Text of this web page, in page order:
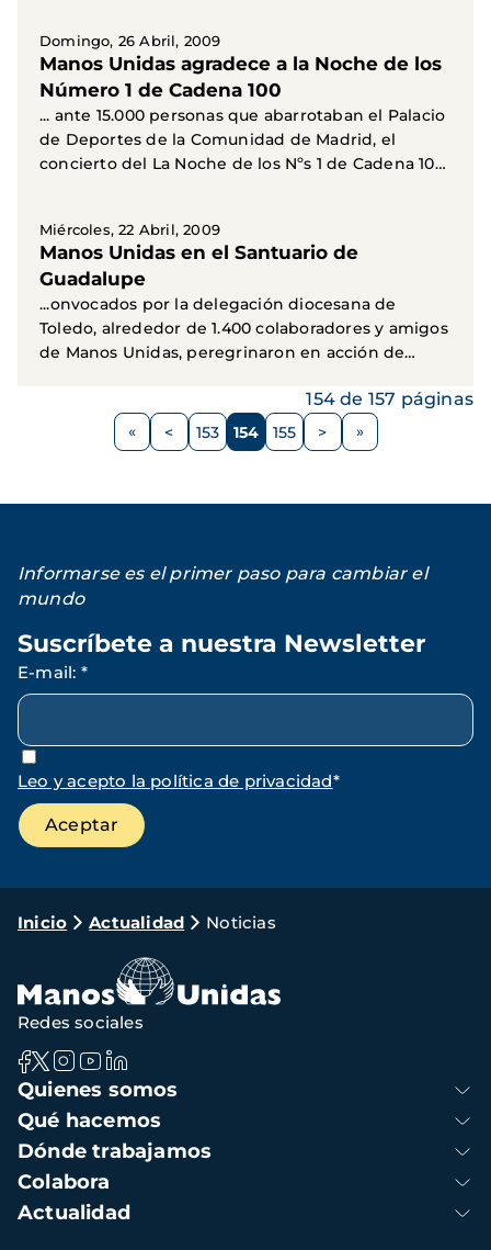
Domingo, 26 Abril, 2009
Manos Unidas agradece a la Noche de los
Número 1 de Cadena 100
... ante 15.000 personas que abarrotaban el Palacio
de Deportes de la Comunidad de Madrid, el
concierto del La Noche de los Nºs 1 de Cadena 100.
Miércoles, 22 Abril, 2009
Manos Unidas en el Santuario de
Guadalupe
...onvocados por la delegación diocesana de
Toledo, alrededor de 1.400 colaboradores y amigos
de Manos Unidas, peregrinaron en acción de
Paginación
Página
< Página
153 Página
154 Página
155
Siguiente
>
154 de 157 páginas
Informarse es el primer paso para cambiar el
mundo
Suscríbete a nuestra Newsletter
E-mail: *
Leo y acepto la política de privacidad*
Ruta
navegación
Inicio Actualidad Noticias
Navegación
principal
Quienes somos
Qué hacemos
Dónde trabajamos
Colabora
Actualidad
Redes sociales